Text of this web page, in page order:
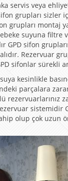
servis veya
grupları
grupları montaj
suyuna filtre
GPD sifon
Rezervuar
sifonlar sürekli
kesinlikle
parçalara
rezervuarlarınız
sistemidir
olup çok uzun